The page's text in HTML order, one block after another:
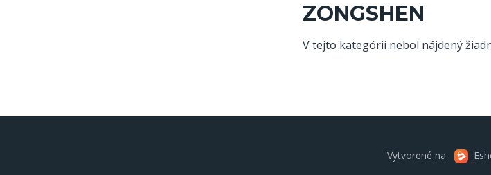
ZONGSHEN
V tejto kategórii nebol nájdený
Vytvorené na